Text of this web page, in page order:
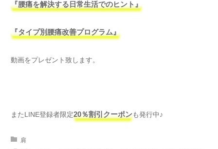
『腰痛を解決する日常生活でのヒント』
『タイプ別腰痛改善プログラム』
動画をプレゼント致します。
またLINE登録者限定20％割引クーポンも発行中♪
肩